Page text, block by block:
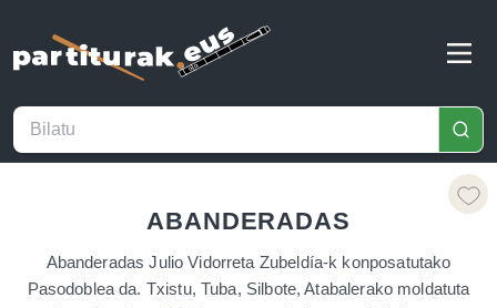
ABANDERADAS
Abanderadas Julio Vidorreta Zubeldía-k konposatutako
Pasodoblea da. Txistu, Tuba, Silbote, Atabalerako moldatuta